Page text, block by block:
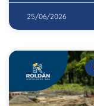
25/06/2026